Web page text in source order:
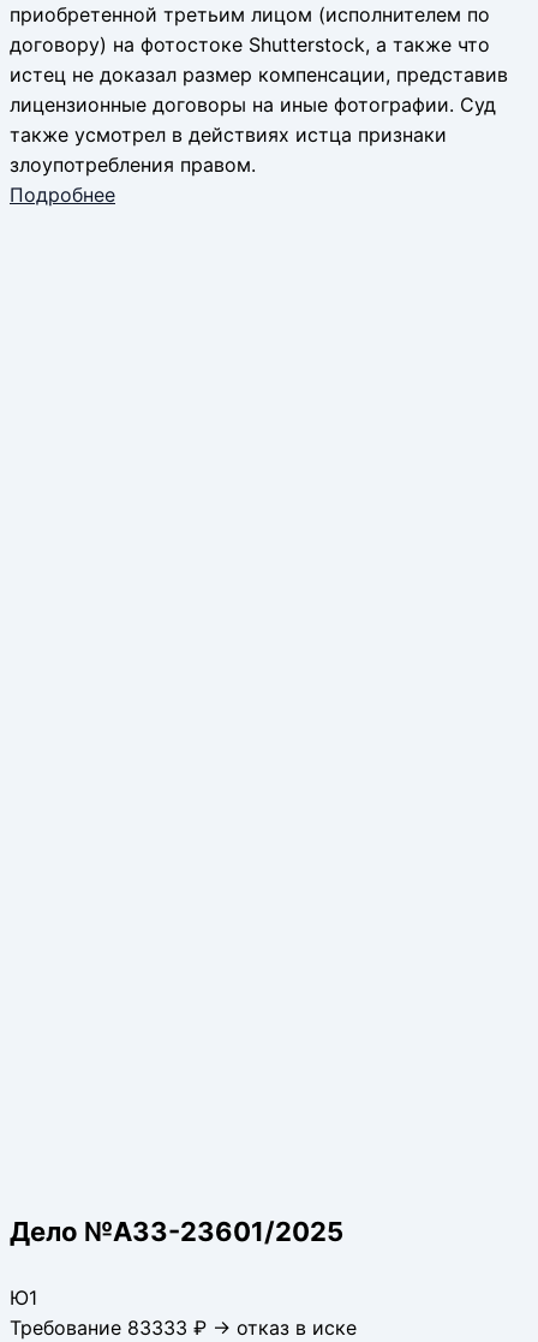
приобретенной третьим лицом (исполнителем по
договору) на фотостоке Shutterstock, а также что
истец не доказал размер компенсации, представив
лицензионные договоры на иные фотографии. Суд
также усмотрел в действиях истца признаки
злоупотребления правом.
Подробнее
Дело №А33-23601/2025
Ю1
Требование 83333 ₽ → отказ в иске